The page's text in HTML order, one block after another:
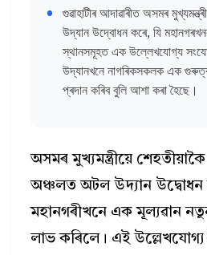
গুৱাহাটীৰ আদাৱাৰীত অসমৰ
উদ্যান উদ্বোধন কৰে, যি
স্থানসমূহত এক উল্লেখযোগ্য
উদ্যানখনে নাগৰিকসকলক এক
প্ৰদান কৰিব বুলি আশা কৰা হৈছে।
অসমৰ মুখ্যমন্ত্ৰীয়ে
অঞ্চলত অটল উদ্যান উদ্বোধন
মহানগৰীখনে এক মূল্যৱান
লাভ কৰিলে। এই